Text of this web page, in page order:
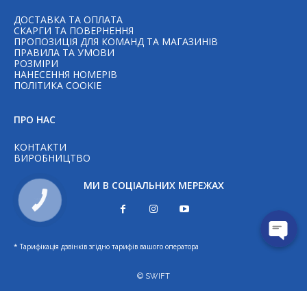
ДОСТАВКА ТА ОПЛАТА
СКАРГИ ТА ПОВЕРНЕННЯ
ПРОПОЗИЦІЯ ДЛЯ КОМАНД ТА МАГАЗИНІВ
ПРАВИЛА ТА УМОВИ
РОЗМІРИ
НАНЕСЕННЯ НОМЕРІВ
ПОЛІТИКА COOKIE
ПРО НАС
КОНТАКТИ
ВИРОБНИЦТВО
МИ В СОЦІАЛЬНИХ МЕРЕЖАХ
* Тарифікація дзвінків згідно тарифів вашого оператора
© SWIFT
КНОПКА
ЗВ'ЯЗКУ